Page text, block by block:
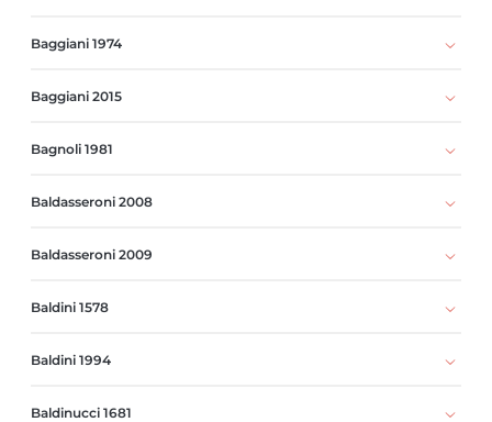
Baggiani 1974
Baggiani 2015
Bagnoli 1981
Baldasseroni 2008
Baldasseroni 2009
Baldini 1578
Baldini 1994
Baldinucci 1681